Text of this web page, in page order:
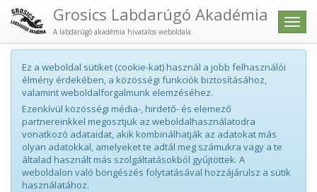
Menü
Grosics Labdarúgó Akadémia
A labdarúgó akadémia hivatalos weboldala.
Ez a weboldal sütiket (cookie-kat) használ a jobb felhasználói
élmény érdekében, a közösségi funkciók biztosításához,
valamint weboldalforgalmunk elemzéséhez.
Ezenkívül közösségi média-, hirdető- és elemező
partnereinkkel megosztjuk az weboldalhasználatodra
vonatkozó adataidat, akik kombinálhatják az adatokat más
olyan adatokkal, amelyeket te adtál meg számukra vagy a te
általad használt más szolgáltatásokból gyűjtöttek. A
weboldalon való böngészés folytatásával hozzájárulsz a sütik
használatához.